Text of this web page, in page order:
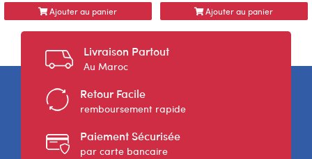
Ajouter au panier Ajouter au panier
Livraison Partout
Au Maroc
Retour Facile
remboursement rapide
Paiement Sécurisée
par carte bancaire